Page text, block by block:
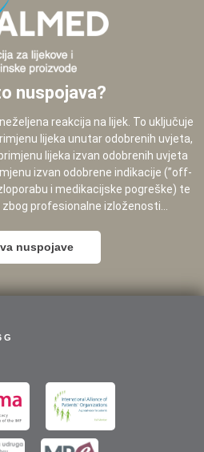
nuspojava?
reakcija na lijek. To uključuje
lijeka unutar odobrenih uvjeta,
lijeka izvan odobrenih uvjeta
izvan odobrene indikacije (”off-
i medikacijske pogreške) te
profesionalne izloženosti...
nuspojave
G